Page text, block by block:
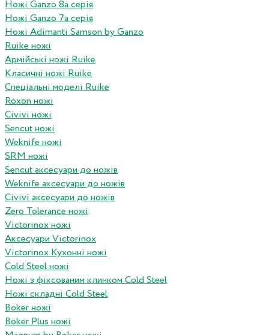
Ножі Ganzo 8а серія
Ножі Ganzo 7а серія
Ножі Adimanti Samson by Ganzo
Ruike ножі
Армійські ножі Ruike
Класичні ножі Ruike
Спеціальні моделі Ruike
Roxon ножi
Civivi ножі
Sencut ножі
Weknife ножі
SRM ножі
Sencut аксесуари до ножів
Weknife аксесуари до ножів
Civivi аксесуари до ножів
Zero Tolerance ножі
Victorinox ножі
Аксесуари Victorinox
Victorinox Кухонні ножі
Cold Steel ножі
Ножі з фіксованим клинком Cold Steel
Ножі складні Cold Steel
Boker ножі
Boker Plus ножі